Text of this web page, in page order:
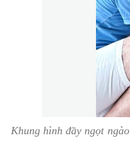
Khung hình đầy ngọt